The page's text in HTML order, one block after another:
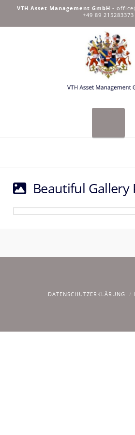
VTH Asset Management GmbH -
+49 89 215283373
Beautiful Gallery
DATENSCHUTZERKLÄRUNG